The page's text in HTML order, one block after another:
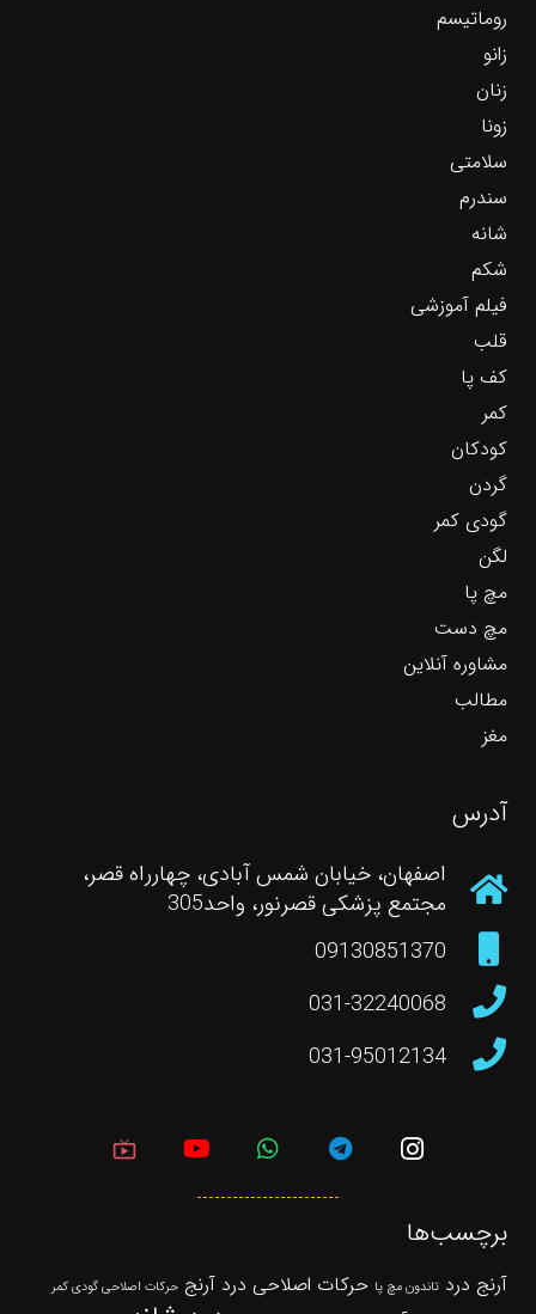
روماتیسم
زانو
زنان
زونا
سلامتی
سندرم
شانه
شکم
فیلم آموزشی
قلب
کف پا
کمر
کودکان
گردن
گودی کمر
لگن
مچ پا
مچ دست
مشاوره آنلاین
مطالب
مغز
آدرس
اصفهان، خیابان شمس آبادی، چهارراه قصر،
مجتمع پزشکی قصرنور، واحد305
09130851370
031-32240068
031-95012134
live_tv
برچسب‌ها
آرنج درد تاندون مچ پا حرکات اصلاحی درد آرنج حرکات اصلاحی گودی کمر